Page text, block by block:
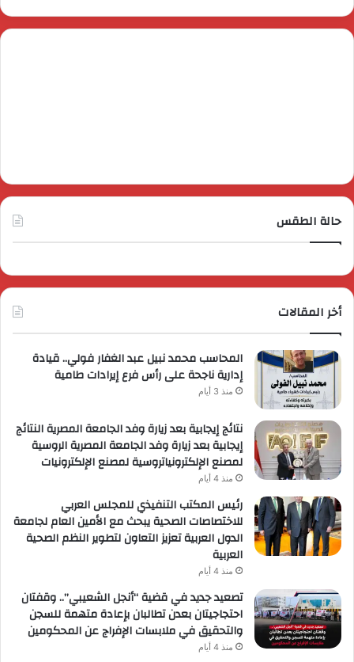
حالة الطقس
أخر المقالات
المحاسب محمد نبيل عبد الغفار فولي.. قيادة
إدارية ناجحة على رأس فرع إيرادات طامية
منذ 3 أيام
نتائج إيجابية بعد زيارة وفد الجامعة المصرية النتائج
إيجابية بعد زيارة وفد الجامعة المصرية الروسية
لمصنع الإلكترونياتروسية لمصنع الإلكترونيات
منذ 4 أيام
رئيس المكتب التنفيذي للمجلس العربي
للاختصاصات الصحية يبحث مع الأمين العام لجامعة
الدول العربية تعزيز التعاون لتطوير النظم الصحية
العربية
منذ 4 أيام
تصعيد جديد في قضية “أنجل الشعيبي”.. وقفتان
احتجاجيتان بعدن تطالبان بإعادة متهمة للسجن
والتحقيق في ملابسات الإفراج عن المحكومين
منذ 4 أيام